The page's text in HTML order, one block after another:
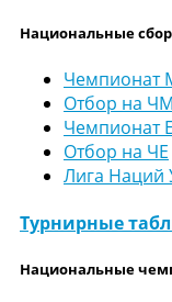
Национальные
Чемпионат
Отбор на ЧМ
Чемпионат
Отбор на ЧЕ
Лига Наций
Турнирные
Национальные